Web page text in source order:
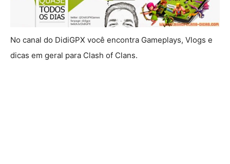
No canal do DidiGPX você encontra Gameplays, Vlogs e
dicas em geral para Clash of Clans.